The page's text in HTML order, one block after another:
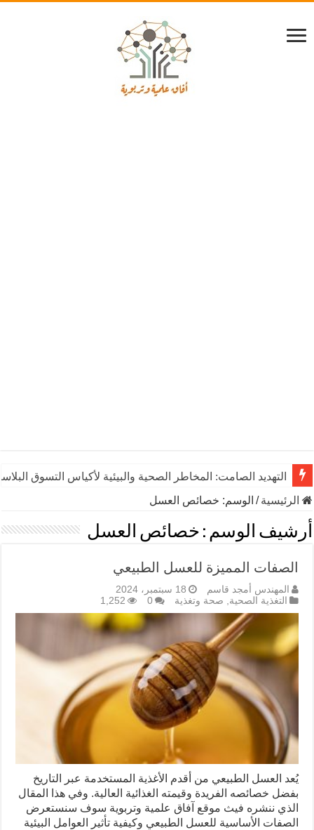
التهديد الصامت: المخاطر الصحية والبيئية لأكياس التسوق
الرئيسية/ الوسم: خصائص العسل
أرشيف الوسم : خصائص العسل
الصفات المميزة للعسل الطبيعي
المهندس أمجد قاسم
18 سبتمبر، 2024
التغذية الصحية, صحة وتغذية 0
1,252
يُعد العسل الطبيعي من أقدم الأغذية المستخدمة عبر التاريخ
بفضل خصائصه الفريدة وقيمته الغذائية العالية. وفي هذا المقال
الذي ننشره فيث موقع آفاق علمية وتربوية سوف سنستعرض
الصفات الأساسية للعسل الطبيعي وكيفية تأثير العوامل البيئية